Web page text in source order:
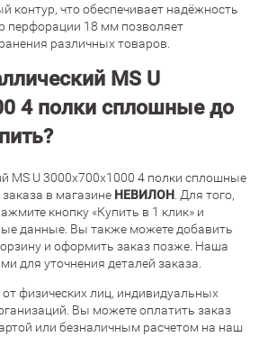
контур, что обеспечивает надёжность
перфорации 18 мм позволяет
различных товаров.
MS U
4 полки сплошные до
MS U 3000х700х1000 4 полки сплошные
в магазине НЕВИЛОН . Для того,
кнопку «Купить в 1 клик» и
данные. Вы также можете добавить
и оформить заказ позже. Наша
для уточнения деталей заказа.
физических лиц, индивидуальных
Вы можете оплатить заказ
или безналичным расчетом на наш